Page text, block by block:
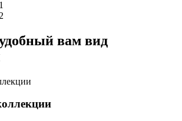
вам вид